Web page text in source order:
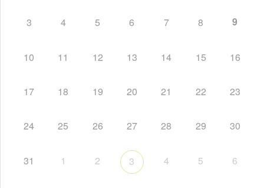
3 4 5 6 7 8 9
10 11 12 13 14 15 16
17 18 19 20 21 22 23
24 25 26 27 28 29 30
31 1 2 3 4 5 6